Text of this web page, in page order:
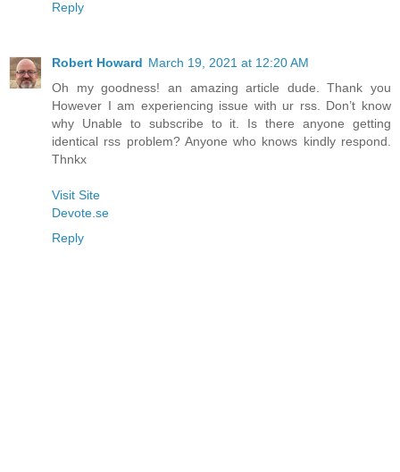
Reply
Robert Howard March 19, 2021 at 12:20 AM
Oh my goodness! an amazing article dude. Thank you
However I am experiencing issue with ur rss. Don’t know
why Unable to subscribe to it. Is there anyone getting
identical rss problem? Anyone who knows kindly respond.
Thnkx
Visit Site
Devote.se
Reply